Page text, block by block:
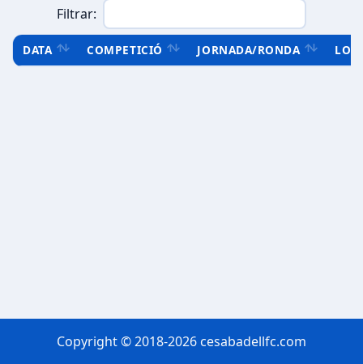
Filtrar:
DATA COMPETICIÓ JORNADA/RONDA
Copyright © 2018-2026 cesabadellfc.com